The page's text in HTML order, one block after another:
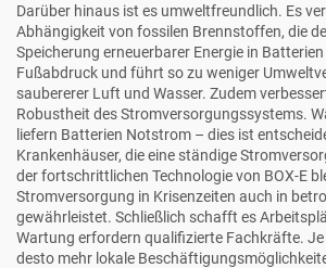
Darüber hinaus ist es umweltfreundlich. Es
Abhängigkeit von fossilen Brennstoffen, die
Speicherung erneuerbarer Energie in Batterien
Fußabdruck und führt so zu weniger
saubererer Luft und Wasser. Zudem
Robustheit des Stromversorgungssystems.
liefern Batterien Notstrom – dies ist
Krankenhäuser, die eine ständige
der fortschrittlichen Technologie von BOX-E
Stromversorgung in Krisenzeiten auch in
gewährleistet. Schließlich schafft es
Wartung erfordern qualifizierte Fachkräfte.
desto mehr lokale